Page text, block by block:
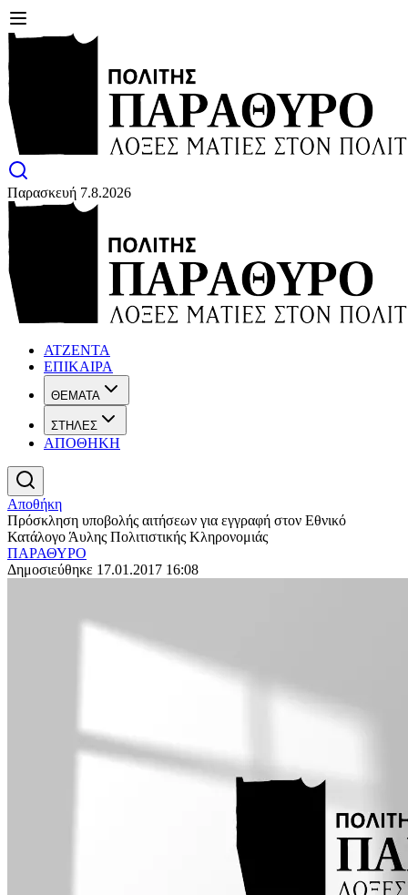
Παρασκευή 7.8.2026
ΑΤΖΕΝΤΑ
ΕΠΙΚΑΙΡΑ
ΘΕΜΑΤΑ
ΣΤΗΛΕΣ
ΑΠΟΘΗΚΗ
Αποθήκη
Πρόσκληση υποβολής αιτήσεων για εγγραφή στον Εθνικό
Κατάλογο Άυλης Πολιτιστικής Κληρονομιάς
ΠΑΡΑΘΥΡΟ
Δημοσιεύθηκε 17.01.2017 16:08